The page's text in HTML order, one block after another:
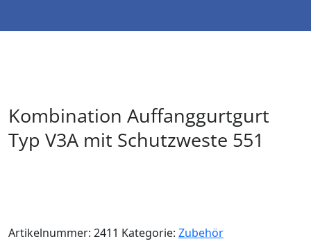
Kombination Auffanggurtgurt
Typ V3A mit Schutzweste 551
Artikelnummer: 2411 Kategorie: Zubehör